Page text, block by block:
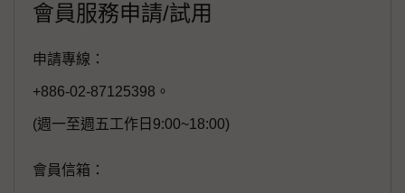
會員服務申請/試用
申請專線：
+886-02-87125398。
(週一至週五工作日9:00~18:00)
會員信箱：